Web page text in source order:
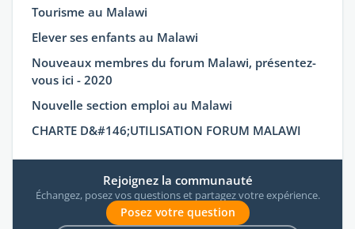
Tourisme au Malawi
Elever ses enfants au Malawi
Nouveaux membres du forum Malawi, présentez-
vous ici - 2020
Nouvelle section emploi au Malawi
CHARTE D&#146;UTILISATION FORUM MALAWI
Rejoignez la communauté
Échangez, posez vos questions et partagez votre expérience.
Posez votre question